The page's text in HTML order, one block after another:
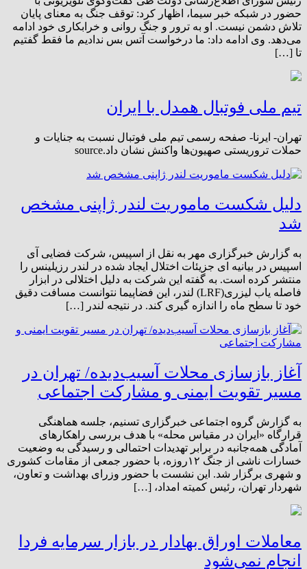
حضور در شبکه خبر سیما، اظهار کرد: توقف جنگ به معنای پایان
تلاش دشمن نیست. او به ترور و جنگ روانی و خرابکاری خود ادامه
می‌دهد. وی ادامه داد: ما درخواست آتس بس ندادیم ما فقط گفتیم
تا […]
تیم ملی فوتبال همدل با ایران
تهران- ایرنا- صفحه رسمی تیم ملی فوتبال نسبت به جنایات و
حملات تروریستی صهیون‌ها واکنش نشان داد.source
دلیل شکست ماموریت لندر ژاپنی مشخص
شد
به گزارش خبرگزاری مهر به نقل از اسپیس، شرکت فضایی آی
اسپیس در بیانیه ای جزیئات اختلال ایجاد شده در لندر رزیلینس را
منتشر کرده است. به گفته این شرکت به دلیل اختلالی در ابزار
فاصله یاب لیزری(LRF) لندر، این فضاپیما نتوانست مسافت دقیق
خود تا سطح ماه را اندازه گیری کند. در نتیجه لندر […]
آغاز بازسازی محلات آسیب‌دیده/ تهران در
مسیر تقویت ایمنی و مشارکت اجتماعی
به گزارش گروه اجتماعی خبرگزاری تسنیم، جلسه هماهنگی
قرارگاه «ایران در مقیاس محله» با هدف بررسی راهکارهای
آمادگی همه‌جانبه در برابر تهدیدات احتمالی و رسیدگی به وضعیت
خسارات ناشی از جنگ ۱۲روزه، با حضور جمعی از مقامات کشوری
و شهری برگزار شد. این نشست با حضور وزرای بهداشت و تعاون،
شهردار تهران، رئیس کمیته امداد، […]
معاملات اوراق بهادار در بازار سرمایه فردا
انجام نمی‌شود